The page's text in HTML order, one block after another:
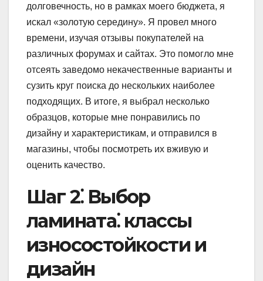
долговечность, но в рамках моего бюджета, я
искал «золотую середину». Я провел много
времени, изучая отзывы покупателей на
различных форумах и сайтах. Это помогло мне
отсеять заведомо некачественные варианты и
сузить круг поиска до нескольких наиболее
подходящих. В итоге, я выбрал несколько
образцов, которые мне понравились по
дизайну и характеристикам, и отправился в
магазины, чтобы посмотреть их вживую и
оценить качество.
Шаг 2⁚ Выбор
ламината⁚ классы
износостойкости и
дизайн